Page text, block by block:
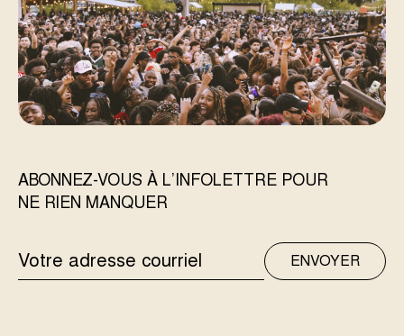
ABONNEZ-VOUS À L’INFOLETTRE POUR
NE RIEN MANQUER
ADRESSE
COURRIEL
ENVOYER